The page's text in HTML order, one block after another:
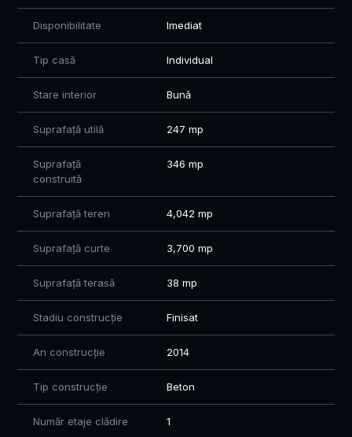
Disponibilitate Imediat
Tip casă Individual
Stare interior Bună
Suprafață utilă 247 mp
Suprafață
construită
346 mp
Suprafață teren 4,042 mp
Suprafață curte 3,700 mp
Suprafață terasă 38 mp
Stadiu construcție Finisat
An construcție 2014
Tip construcție Beton
Număr etaje clădire 1